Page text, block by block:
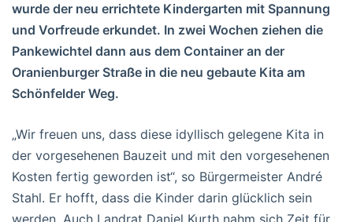
wurde der neu errichtete Kindergarten mit Spannung
und Vorfreude erkundet. In zwei Wochen ziehen die
Pankewichtel dann aus dem Container an der
Oranienburger Straße in die neu gebaute Kita am
Schönfelder Weg.
„Wir freuen uns, dass diese idyllisch gelegene Kita in
der vorgesehenen Bauzeit und mit den vorgesehenen
Kosten fertig geworden ist“, so Bürgermeister André
Stahl. Er hofft, dass die Kinder darin glücklich sein